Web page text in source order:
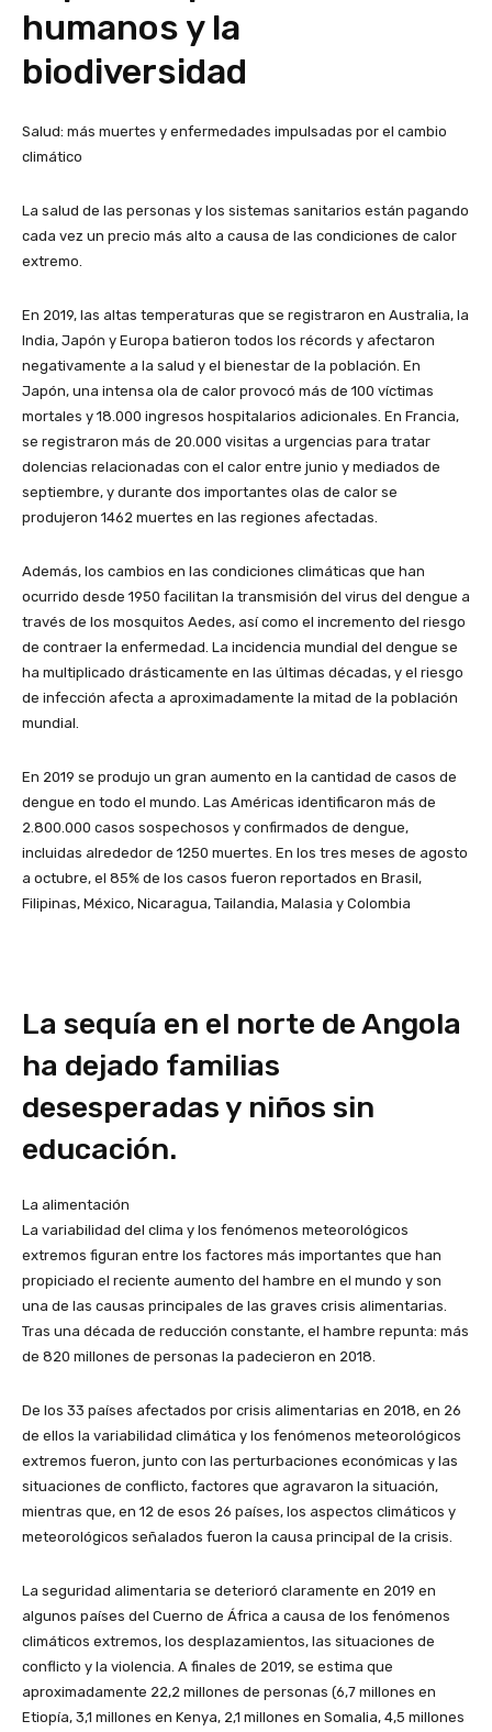
humanos y la
biodiversidad
Salud: más muertes y enfermedades impulsadas por el cambio
climático
La salud de las personas y los sistemas sanitarios están pagando
cada vez un precio más alto a causa de las condiciones de calor
extremo.
En 2019, las altas temperaturas que se registraron en Australia, la
India, Japón y Europa batieron todos los récords y afectaron
negativamente a la salud y el bienestar de la población. En
Japón, una intensa ola de calor provocó más de 100 víctimas
mortales y 18.000 ingresos hospitalarios adicionales. En Francia,
se registraron más de 20.000 visitas a urgencias para tratar
dolencias relacionadas con el calor entre junio y mediados de
septiembre, y durante dos importantes olas de calor se
produjeron 1462 muertes en las regiones afectadas.
Además, los cambios en las condiciones climáticas que han
ocurrido desde 1950 facilitan la transmisión del virus del dengue a
través de los mosquitos Aedes, así como el incremento del riesgo
de contraer la enfermedad. La incidencia mundial del dengue se
ha multiplicado drásticamente en las últimas décadas, y el riesgo
de infección afecta a aproximadamente la mitad de la población
mundial.
En 2019 se produjo un gran aumento en la cantidad de casos de
dengue en todo el mundo. Las Américas identificaron más de
2.800.000 casos sospechosos y confirmados de dengue,
incluidas alrededor de 1250 muertes. En los tres meses de agosto
a octubre, el 85% de los casos fueron reportados en Brasil,
Filipinas, México, Nicaragua, Tailandia, Malasia y Colombia
La sequía en el norte de Angola
ha dejado familias
desesperadas y niños sin
educación.
La alimentación
La variabilidad del clima y los fenómenos meteorológicos
extremos figuran entre los factores más importantes que han
propiciado el reciente aumento del hambre en el mundo y son
una de las causas principales de las graves crisis alimentarias.
Tras una década de reducción constante, el hambre repunta: más
de 820 millones de personas la padecieron en 2018.
De los 33 países afectados por crisis alimentarias en 2018, en 26
de ellos la variabilidad climática y los fenómenos meteorológicos
extremos fueron, junto con las perturbaciones económicas y las
situaciones de conflicto, factores que agravaron la situación,
mientras que, en 12 de esos 26 países, los aspectos climáticos y
meteorológicos señalados fueron la causa principal de la crisis.
La seguridad alimentaria se deterioró claramente en 2019 en
algunos países del Cuerno de África a causa de los fenómenos
climáticos extremos, los desplazamientos, las situaciones de
conflicto y la violencia. A finales de 2019, se estima que
aproximadamente 22,2 millones de personas (6,7 millones en
Etiopía, 3,1 millones en Kenya, 2,1 millones en Somalia, 4,5 millones